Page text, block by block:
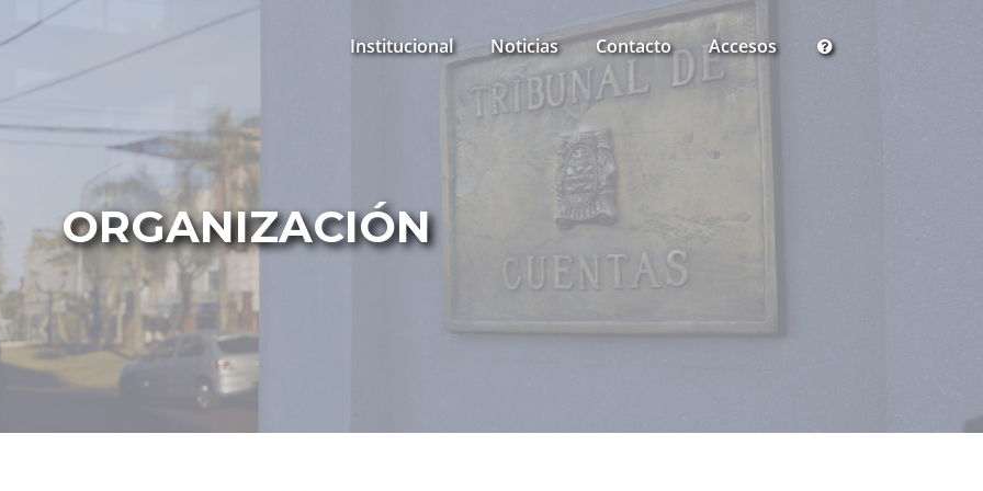
Institucional Noticias Contacto Accesos
ORGANIZACIÓN